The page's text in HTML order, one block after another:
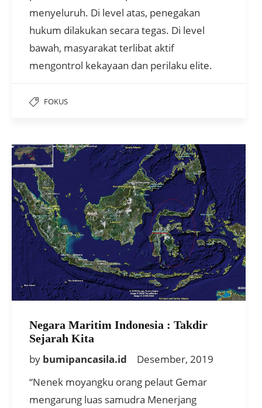
menyeluruh. Di level atas, penegakan
hukum dilakukan secara tegas. Di level
bawah, masyarakat terlibat aktif
mengontrol kekayaan dan perilaku elite.
FOKUS
Negara Maritim Indonesia : Takdir
Sejarah Kita
by bumipancasila.id
Desember, 2019
“Nenek moyangku orang pelaut Gemar
mengarung luas samudra Menerjang